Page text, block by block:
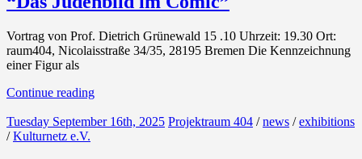
Vortrag von Prof. Dietrich Grünewald 15 .10 Uhrzeit: 19.30 Ort:
raum404, Nicolaisstraße 34/35, 28195 Bremen Die Kennzeichnung
einer Figur als
Continue reading
Tuesday September 16th, 2025 Projektraum 404 /news /exhibitions
/Kulturnetz e.V.